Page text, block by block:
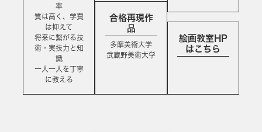
率
質は高く、学費
は抑えて
将来に繋がる技
術・実技力と知
識
一人一人を丁寧
に教える
合格再現作
品
多摩美術大学
武蔵野美術大学
絵画教室HP
はこちら